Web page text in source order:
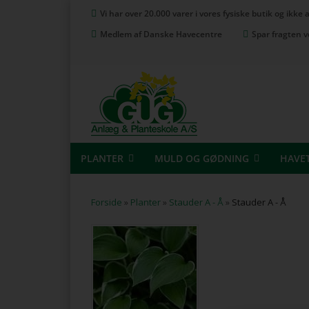
Vi har over 20.000 varer i vores fysiske butik og ikke
Medlem af Danske Havecentre
Spar fragten
PLANTER MULD OG GØDNING
Forside » Planter » Stauder A - Å » Stauder A - Å